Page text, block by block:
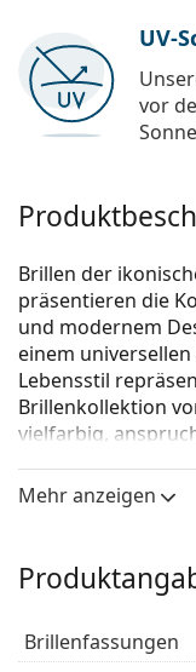
UV-
vor
Brillen der
präsentieren die
und modernem
einem
Lebensstil
Brillenkollektion
vielfarbig,
Dolce & Gabbana
Brillenfassung
kühlen
dunkelblonden
Mehr anzeigen
Brillenfassungen